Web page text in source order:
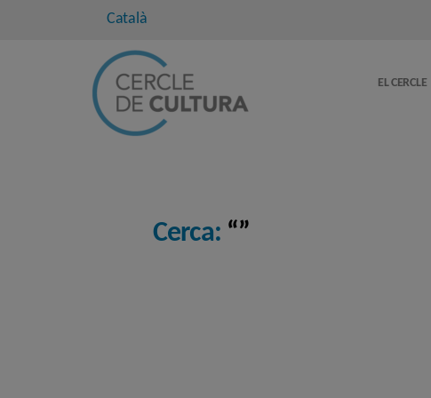
Català
EL CERCLE
Cerca: “”